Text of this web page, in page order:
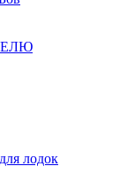
лодок